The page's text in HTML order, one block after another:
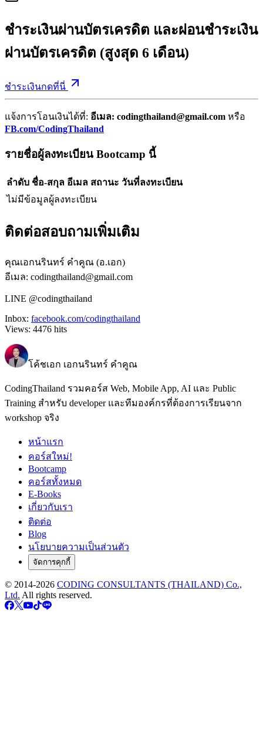
ชำระเงินผ่านบัตรเครดิต และผ่อนชำระเงิน
ผ่านบัตรเครดิต (สูงสุด 6 เดือน)
ชำระเงินกดที่นี่
แจ้งการโอนเงินได้ที่: อีเมล: codingthailand@gmail.com หรือ
FB.com/CodingThailand
รายชื่อผู้ลงทะเบียน Bootcamp นี้
ลำดับ ชื่อ-สกุล อีเมล สถานะ วันที่ลงทะเบียน
ไม่มีข้อมูลผู้ลงทะเบียน
ติดต่อสอบถามเพิ่มเติม
คุณเอกนรินทร์ คำคูณ (อ.เอก)
อีเมล: codingthailand@gmail.com
LINE @codingthailand
Inbox: facebook.com/codingthailand
Views: 4476 hits
โค้ชเอก เอกนรินทร์ คำคูณ
CodingThailand รวมคอร์ส Web, Mobile App, AI และ Public
Training สำหรับ developer และทีมองค์กรที่ต้องการเรียนจาก
workshop จริง
หน้าแรก
คอร์สใหม่!
Bootcamp
คอร์สทั้งหมด
E-Books
เกี่ยวกับเรา
ติดต่อ
Blog
นโยบายความเป็นส่วนตัว
จัดการคุกกี้
© 2014-2026 CODING CONSULTANTS (THAILAND) Co.,
Ltd. All rights reserved.